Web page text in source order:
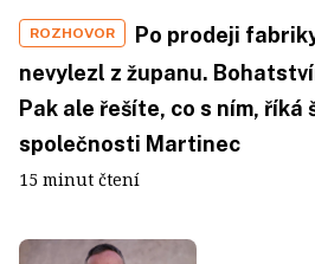
ROZHOVOR
Po prodeji
nevylezl z županu.
Pak ale řešíte, co s ním, říká
společnosti Martinec
15 minut čtení